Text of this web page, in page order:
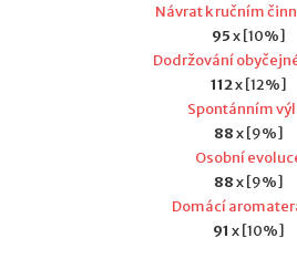
Návrat k ručním
95x [10%]
Dodržování
112x [12%]
Spontánním
88x [9%]
Osobní
88x [9%]
Domácí
91 x [10%]